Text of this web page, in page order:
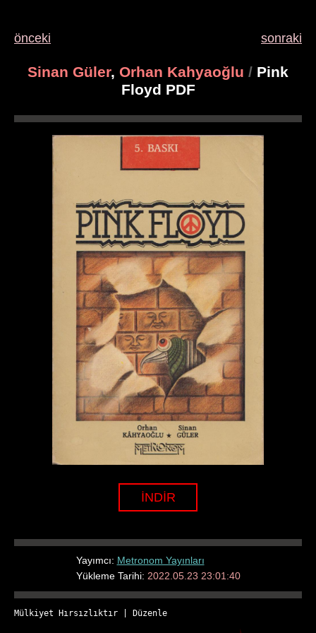
önceki sonraki
Sinan Güler, Orhan Kahyaoğlu / Pink
Floyd PDF
İNDİR
Yayımcı: Metronom Yayınları
Yükleme Tarihi: 2022.05.23 23:01:40
Mülkiyet Hırsızlıktır Düzenle